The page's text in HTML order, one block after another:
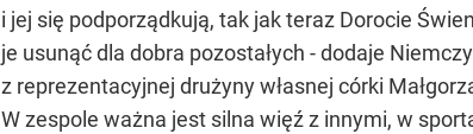
i jej się podporządkują, tak jak teraz Dorocie
je usunąć dla dobra pozostałych - dodaje
z reprezentacyjnej drużyny własnej córki
W zespole ważna jest silna więź z innymi, w